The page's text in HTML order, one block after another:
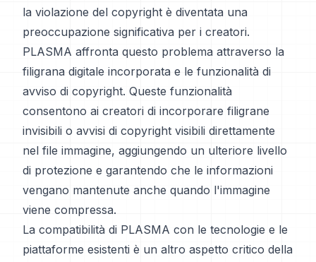
la violazione del copyright è diventata una
preoccupazione significativa per i creatori.
PLASMA affronta questo problema attraverso la
filigrana digitale incorporata e le funzionalità di
avviso di copyright. Queste funzionalità
consentono ai creatori di incorporare filigrane
invisibili o avvisi di copyright visibili direttamente
nel file immagine, aggiungendo un ulteriore livello
di protezione e garantendo che le informazioni
vengano mantenute anche quando l'immagine
viene compressa.
La compatibilità di PLASMA con le tecnologie e le
piattaforme esistenti è un altro aspetto critico della